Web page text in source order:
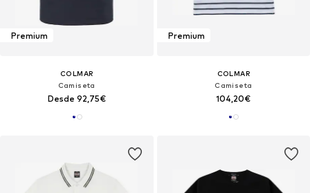
Premium
COLMAR
Camiseta
Desde 92,75€
Premium
COLMAR
Camiseta
104,20€